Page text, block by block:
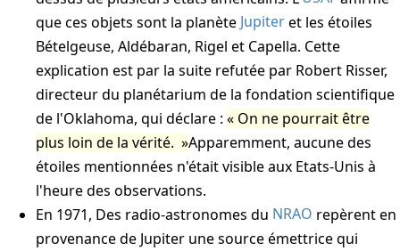
que ces objets sont la planète Jupiteret les étoiles
Bételgeuse, Aldébaran, Rigel et Capella. Cette
explication est par la suite refutée par Robert Risser,
directeur du planétarium de la fondation scientifique
de l'Oklahoma, qui déclare :
On ne pourrait être
plus loin de la vérité.
Apparemment, aucune des
étoiles mentionnées n'était visible aux Etats-Unis à
l'heure des observations.
En 1971, Des radio-astronomes du NRAO repèrent en
provenance de Jupiter une source émettrice qui